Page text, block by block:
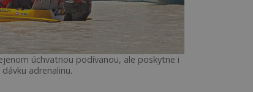
úchvatnou podívanou, ale poskytne i
adrenalinu.